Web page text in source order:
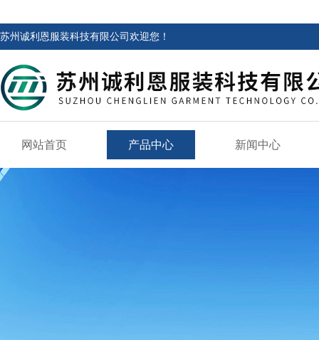
苏州诚利恩服装科技有限公司欢迎您！
网站首页 产品中心 新闻中心